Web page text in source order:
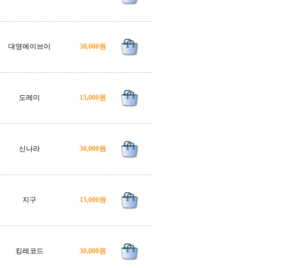
대영에이브이 30,000원
도레미 15,000원
신나라 30,000원
지구 15,000원
킹레코드 30,000원